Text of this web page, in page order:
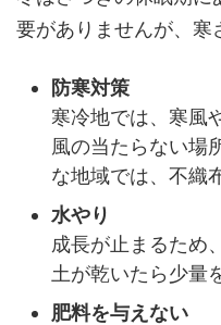
要がありませんが、寒
防寒対策
寒冷地では、寒風
風の当たらない場
な地域では、不織
水やり
成長が止まるため
土が乾いたら少量
肥料を与えない